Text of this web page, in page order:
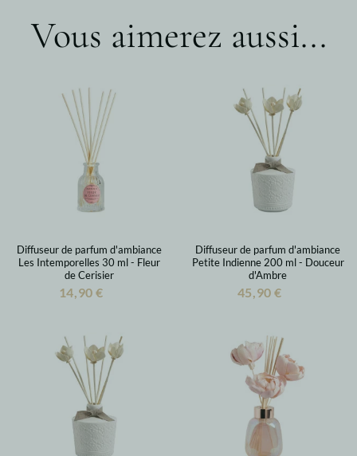
Vous aimerez aussi...
Diffuseur de parfum d'ambiance
Les Intemporelles 30 ml - Fleur
de Cerisier
14,90 €
Diffuseur de parfum d'ambiance
Petite Indienne 200 ml - Douceur
d'Ambre
45,90 €